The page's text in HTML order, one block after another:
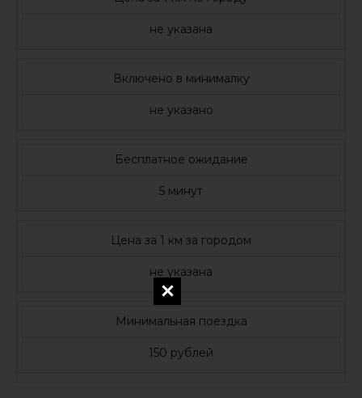
не указана
Включено в минималку
не указано
Бесплатное ожидание
5 минут
Цена за 1 км за городом
не указана
Минимальная поездка
150 рублей